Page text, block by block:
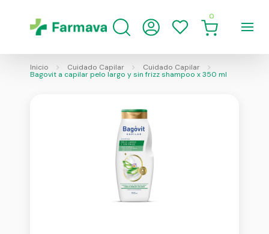
0
Inicio Cuidado Capilar Cuidado Capilar
Bagovit a capilar pelo largo y sin frizz shampoo x 350 ml